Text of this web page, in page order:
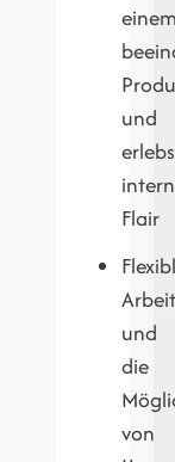
und
Flair
und
die
von